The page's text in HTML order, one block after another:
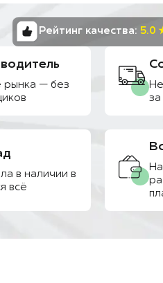
Рейтинг качества: 5.0
рынка — без
в наличии в
всё